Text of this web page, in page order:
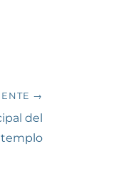
→
del
templo